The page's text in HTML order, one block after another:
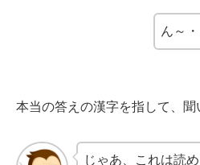
ん～
本当の答えの漢字を指して、聞
じゃあ、これは読め